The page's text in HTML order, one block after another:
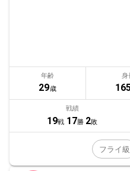
年齢
29歳
身
戦績
19戦 17勝 2敗
フライ級